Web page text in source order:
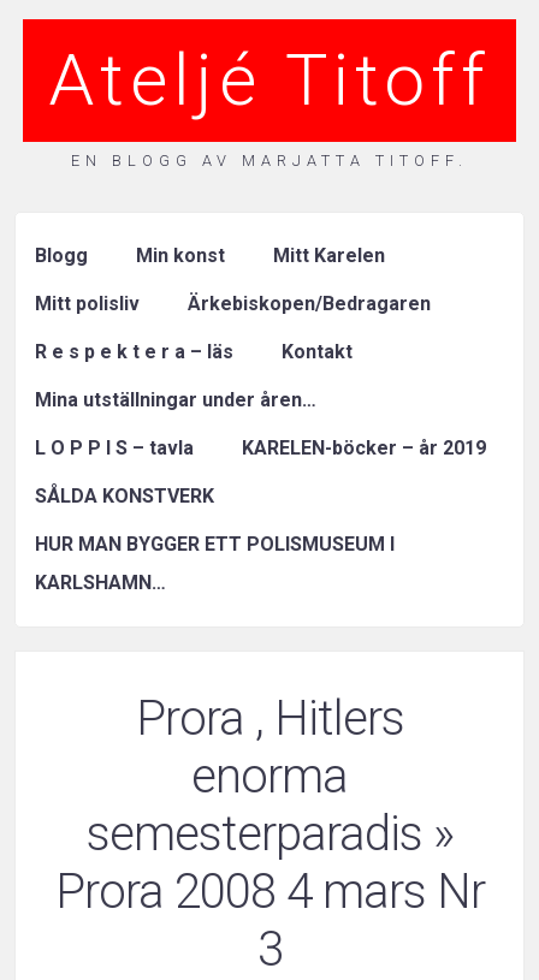
Ateljé Titoff
EN BLOGG AV MARJATTA TITOFF.
Blogg Min konst Mitt Karelen
Mitt polisliv Ärkebiskopen/Bedragaren
R e s p e k t e r a – läs Kontakt
Mina utställningar under åren…
L O P P I S – tavla KARELEN-böcker – år 2019
SÅLDA KONSTVERK
HUR MAN BYGGER ETT POLISMUSEUM I
KARLSHAMN…
Prora , Hitlers
enorma
semesterparadis »
Prora 2008 4 mars Nr
3